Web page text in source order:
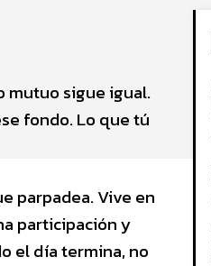
mutuo sigue igual.
fondo. Lo que tú
parpadea. Vive en
participación y
el día termina, no